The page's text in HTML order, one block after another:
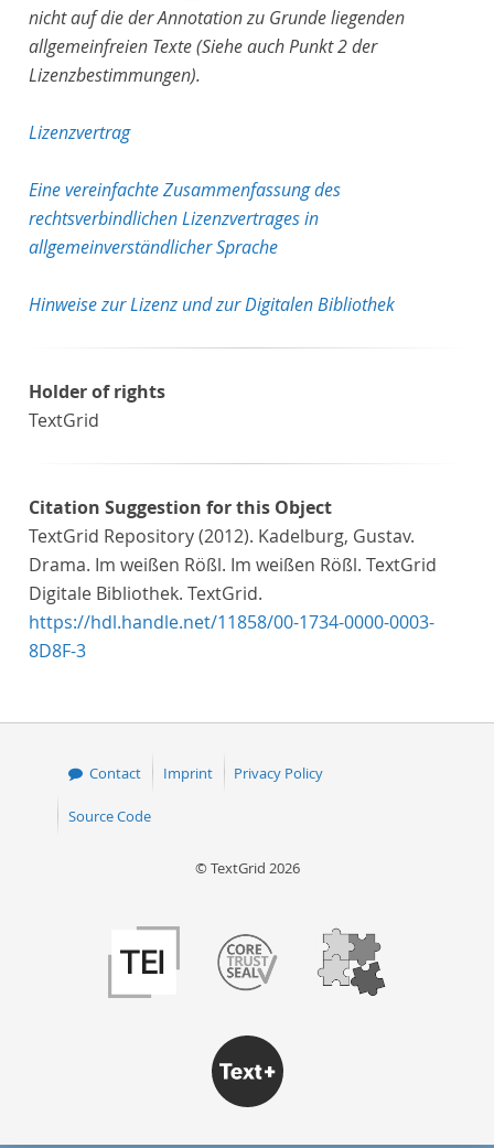
nicht auf die der Annotation zu Grunde liegenden
allgemeinfreien Texte (Siehe auch Punkt 2 der
Lizenzbestimmungen).
Lizenzvertrag
Eine vereinfachte Zusammenfassung des
rechtsverbindlichen Lizenzvertrages in
allgemeinverständlicher Sprache
Hinweise zur Lizenz und zur Digitalen Bibliothek
Holder of rights
TextGrid
Citation Suggestion for this Object
TextGrid Repository (2012). Kadelburg, Gustav.
Drama. Im weißen Rößl. Im weißen Rößl. TextGrid
Digitale Bibliothek. TextGrid.
https://hdl.handle.net/11858/00-1734-0000-0003-
8D8F-3
Contact Imprint Privacy Policy
Source Code
© TextGrid 2026